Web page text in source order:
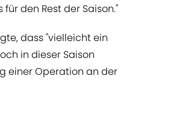
den Rest der Saison."
dass "vielleicht ein
in dieser Saison
einer Operation an der